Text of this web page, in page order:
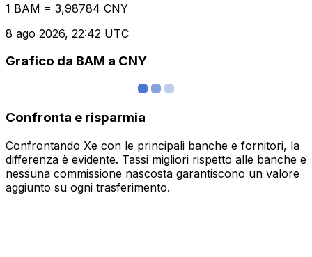
1 BAM = 3,98784 CNY
8 ago 2026, 22:42 UTC
Grafico da BAM a CNY
Confronta e risparmia
Confrontando Xe con le principali banche e fornitori, la
differenza è evidente. Tassi migliori rispetto alle banche e
nessuna commissione nascosta garantiscono un valore
aggiunto su ogni trasferimento.